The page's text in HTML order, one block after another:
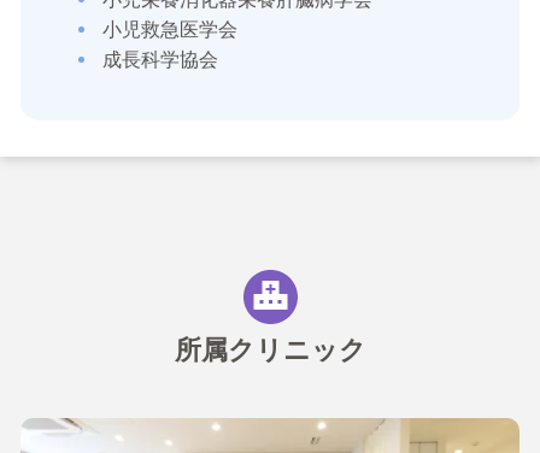
小児救急医学会
成長科学協会
所属クリニック